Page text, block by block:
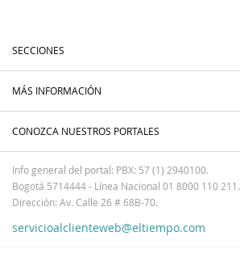
SECCIONES
MÁS INFORMACIÓN
CONOZCA NUESTROS PORTALES
Info general del portal: PBX: 57 (1) 2940100.
Bogotá 5714444 - Línea Nacional 01 8000 110 211.
Dirección: Av. Calle 26 # 68B-70.
servicioalclienteweb@eltiempo.com